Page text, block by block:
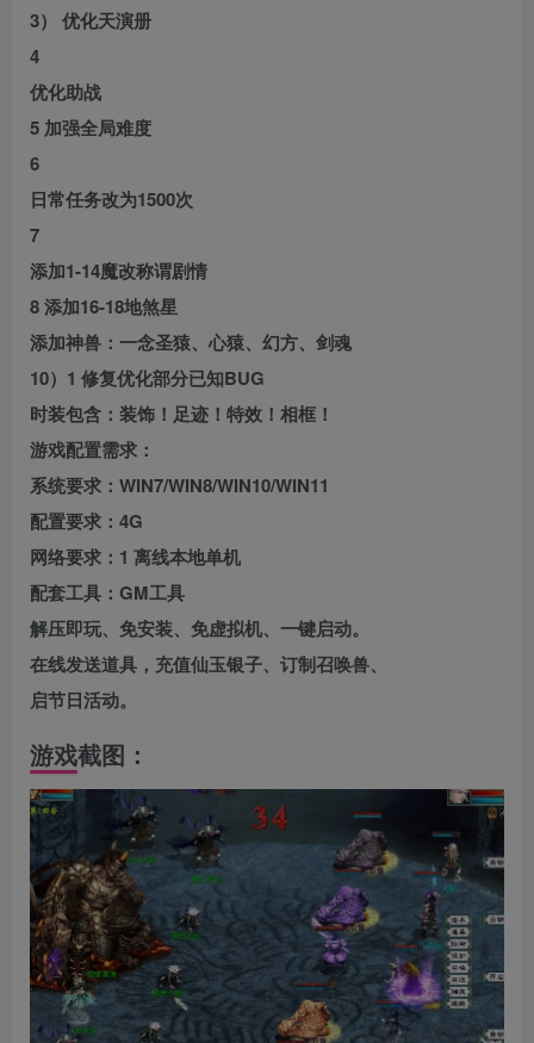
3） 优化天演册
4
优化助战
5 加强全局难度
6
日常任务改为1500次
7
添加1-14魔改称谓剧情
8 添加16-18地煞星
添加神兽：一念圣猿、心猿、幻方、剑魂
10）1 修复优化部分已知BUG
时装包含：装饰！足迹！特效！相框！
游戏配置需求：
系统要求：WIN7/WIN8/WIN10/WIN11
配置要求：4G
网络要求：1 离线本地单机
配套工具：GM工具
解压即玩、免安装、免虚拟机、一键启动。
在线发送道具，充值仙玉银子、订制召唤兽、
启节日活动。
游戏截图：